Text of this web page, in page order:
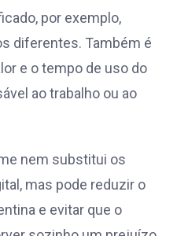
por exemplo,
diferentes. Também é
e o tempo de uso do
ao trabalho ou ao
nem substitui os
mas pode reduzir o
e evitar que o